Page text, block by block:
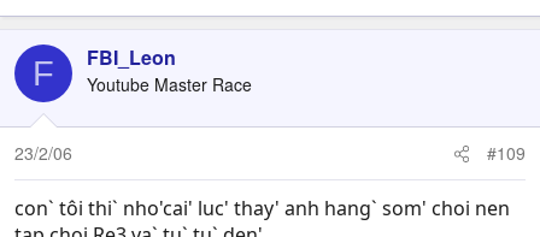
F FBI_Leon
Youtube Master Race
23/2/06 #109
con` tôi thi` nho'cai' luc' thay' anh hang` som' choi nen